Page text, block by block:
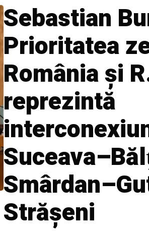
Sebastian
Prioritatea
România şi
reprezintă
Străşeni